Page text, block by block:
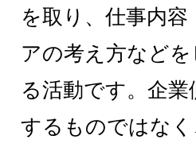
を取り、仕事内容
アの考え方など
る活動です。企
するものではな